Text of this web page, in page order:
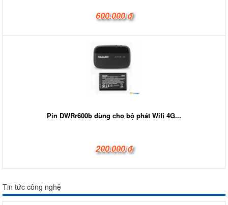
600.000 đ
Pin DWRr600b dùng cho bộ phát Wifi 4G...
200.000 đ
Tin tức công nghệ